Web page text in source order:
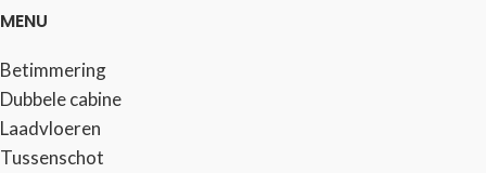
MENU
Betimmering
Dubbele cabine
Laadvloeren
Tussenschot